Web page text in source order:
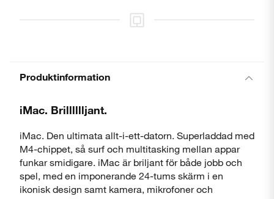
Produktinformation
iMac. Brilllllljant.
iMac. Den ultimata allt-i-ett-datorn. Superladdad med
M4-chippet, så surf och multitasking mellan appar
funkar smidigare. iMac är briljant för både jobb och
spel, med en imponerande 24-tums skärm i en
ikonisk design samt kamera, mikrofoner och